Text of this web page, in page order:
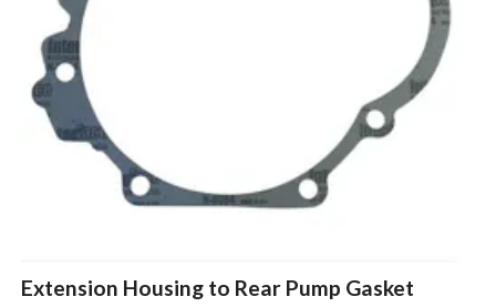
Extension Housing to Rear Pump Gasket